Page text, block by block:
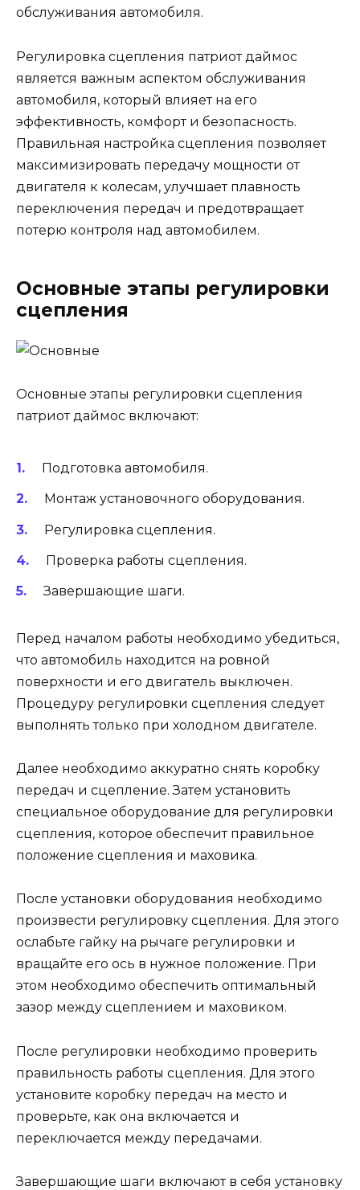
обслуживания автомобиля.
Регулировка сцепления патриот даймос
является важным аспектом обслуживания
автомобиля, который влияет на его
эффективность, комфорт и безопасность.
Правильная настройка сцепления позволяет
максимизировать передачу мощности от
двигателя к колесам, улучшает плавность
переключения передач и предотвращает
потерю контроля над автомобилем.
Основные этапы регулировки
сцепления
Основные этапы регулировки сцепления
патриот даймос включают:
Подготовка автомобиля.
Монтаж установочного оборудования.
Регулировка сцепления.
Проверка работы сцепления.
Завершающие шаги.
Перед началом работы необходимо убедиться,
что автомобиль находится на ровной
поверхности и его двигатель выключен.
Процедуру регулировки сцепления следует
выполнять только при холодном двигателе.
Далее необходимо аккуратно снять коробку
передач и сцепление. Затем установить
специальное оборудование для регулировки
сцепления, которое обеспечит правильное
положение сцепления и маховика.
После установки оборудования необходимо
произвести регулировку сцепления. Для этого
ослабьте гайку на рычаге регулировки и
вращайте его ось в нужное положение. При
этом необходимо обеспечить оптимальный
зазор между сцеплением и маховиком.
После регулировки необходимо проверить
правильность работы сцепления. Для этого
установите коробку передач на место и
проверьте, как она включается и
переключается между передачами.
Завершающие шаги включают в себя установку